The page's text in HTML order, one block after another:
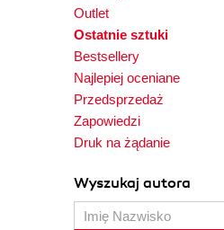
Outlet
Ostatnie sztuki
Bestsellery
Najlepiej oceniane
Przedsprzedaż
Zapowiedzi
Druk na żądanie
Wyszukaj autora